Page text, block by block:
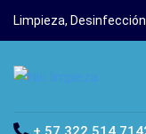
Limpieza,